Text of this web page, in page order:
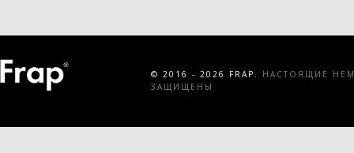
© 2016 - 2026 FRAP.
НАСТОЯЩИЕ
ЗАЩИЩЕНЫ